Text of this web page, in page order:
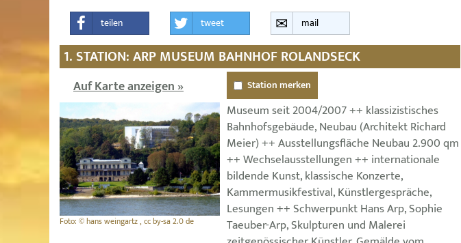
teilen tweet mail
1. STATION: ARP MUSEUM BAHNHOF ROLANDSECK
Auf Karte anzeigen »
Foto: © hans weingartz , cc by-sa 2.0 de
Station merken
Museum seit 2004/2007 ++ klassizistisches
Bahnhofsgebäude, Neubau (Architekt Richard
Meier) ++ Ausstellungsfläche Neubau 2.900 qm
++ Wechselausstellungen ++ internationale
bildende Kunst, klassische Konzerte,
Kammermusikfestival, Künstlergespräche,
Lesungen ++ Schwerpunkt Hans Arp, Sophie
Taeuber-Arp, Skulpturen und Malerei